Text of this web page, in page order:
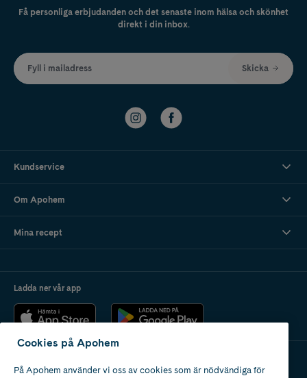
Få personliga erbjudanden och det senaste inom hälsa och skönhet
direkt i din inbox.
Fyll i mailadress Skicka
Kundservice
Om Apohem
Mina recept
Ladda ner vår app
Apotek med tillstånd
Cookies på Apohem
På Apohem använder vi oss av cookies som är nödvändiga för